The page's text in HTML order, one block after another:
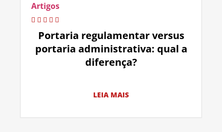
Artigos
Portaria regulamentar versus
portaria administrativa: qual a
diferença?
LEIA MAIS